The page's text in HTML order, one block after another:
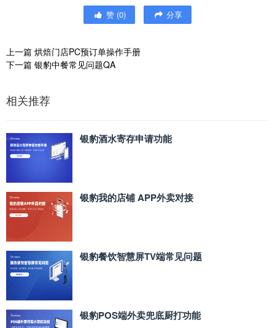
赞 (0) 分享
上一篇 烘焙门店PC预订单操作手册
下一篇 银豹中餐常见问题QA
相关推荐
银豹酒水寄存申请功能
银豹我的店铺 APP外卖对接
银豹餐饮智慧屏TV端常见问题
银豹POS端外卖兜底厨打功能